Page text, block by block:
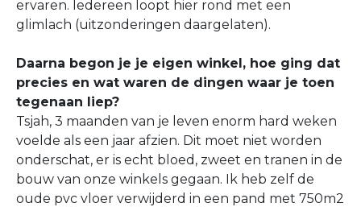
ervaren. Iedereen loopt hier rond met een
glimlach (uitzonderingen daargelaten).
Daarna begon je je eigen winkel, hoe ging dat
precies en wat waren de dingen waar je toen
tegenaan liep?
Tsjah, 3 maanden van je leven enorm hard weken
voelde als een jaar afzien. Dit moet niet worden
onderschat, er is echt bloed, zweet en tranen in de
bouw van onze winkels gegaan. Ik heb zelf de
oude pvc vloer verwijderd in een pand met 750m2